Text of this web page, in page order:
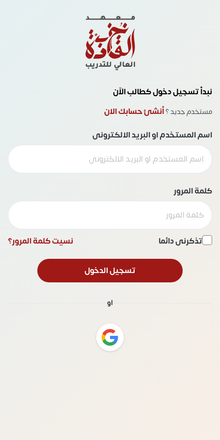
نبدأ تسجيل دخول كطالب الآن
مستخدم جديد ؟أنشئ حسابك الان
اسم المستخدم او البريد الالكترونى
كلمة المرور
تذكرنى دائما نسيت كلمة المرور؟
تسجيل الدخول
او